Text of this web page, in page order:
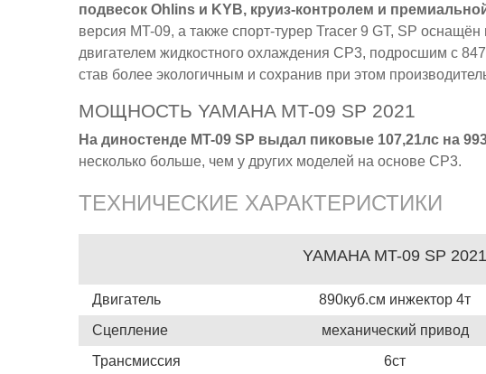
подвесок Ohlins и KYB, круиз-контролем и
версия MT-09, а также спорт-турер Tracer 9 GT, SP
двигателем жидкостного охлаждения CP3, подросшим с
став более экологичным и сохранив при этом
МОЩНОСТЬ YAMAHA MT-09 SP 2021
На диностенде MT-09 SP выдал пиковые 107,21лс на
несколько больше, чем у других моделей на основе CP3.
ТЕХНИЧЕСКИЕ ХАРАКТЕРИСТИКИ
Двигатель
Сцепление
Трансмиссия
YAMAHA MT-09 SP 2021
890куб.см инжектор 4т
механический привод
6ст